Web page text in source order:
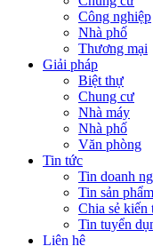
Công nghiệp
Nhà phố
Thương mại
Giải pháp
Biệt thự
Chung cư
Nhà máy
Nhà phố
Văn phòng
Tin tức
Tin doanh
Tin sản phẩm
Chia sẻ kiến
Tin tuyển
Liên hệ